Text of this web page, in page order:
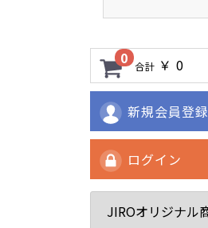
0 合計 ￥ 0
新規会員登録
ログイン